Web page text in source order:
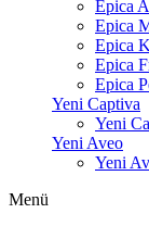
Epica
Epica
Epica
Epica
Epica
Yeni Captiva
Yeni
Yeni Aveo
Yeni
Menü